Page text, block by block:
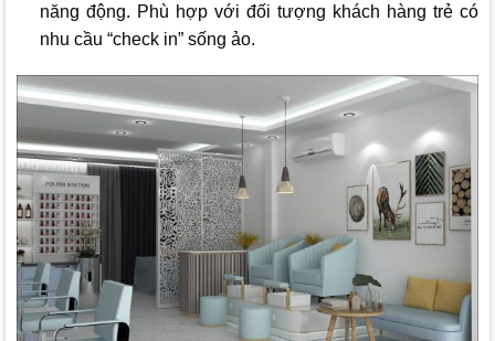
năng động. Phù hợp với đối tượng khách hàng trẻ có
nhu cầu “check in” sống ảo.